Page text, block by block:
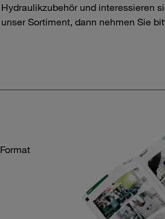
Hydraulikzubehör und interessieren
unser Sortiment, dann nehmen Sie